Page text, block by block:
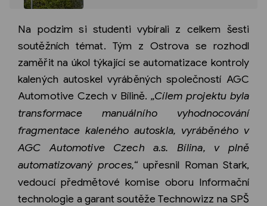
Na podzim si studenti vybírali z celkem šesti
soutěžních témat. Tým z Ostrova se rozhodl
zaměřit na úkol týkající se automatizace kontroly
kalených autoskel vyráběných společností AGC
Automotive Czech v Bílině. „Cílem projektu byla
transformace manuálního vyhodnocování
fragmentace kaleného autoskla, vyráběného v
AGC Automotive Czech a.s. Bílina, v plně
automatizovaný proces,“upřesnil Roman Stark,
vedoucí předmětové komise oboru Informační
technologie a garant soutěže Technowizz na SPŠ